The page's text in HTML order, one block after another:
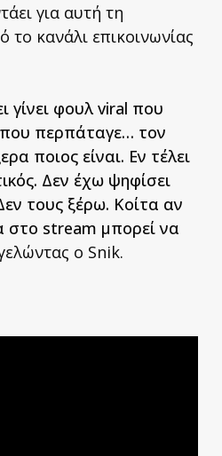
για αυτή τη
κανάλι επικοινωνίας
γίνει φουλ viral που
περπάταγε… τον
ποιος είναι. Εν τέλει
Δεν έχω ψηφίσει
τους ξέρω. Κοίτα αν
στο stream μπορεί να
ο Snik.